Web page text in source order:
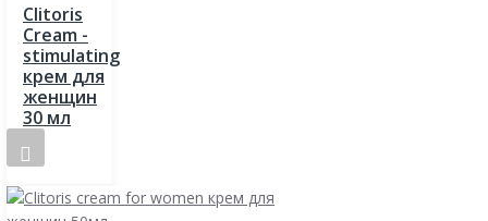
Clitoris
Cream -
stimulating
крем для
женщин
30 мл